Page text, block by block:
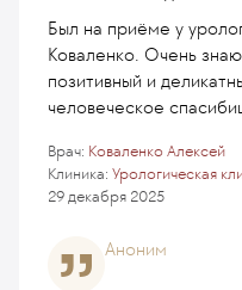
Был на приёме у
Коваленко. Очень
позитивный и
человеческое
Клиника: Урологическая
Врач: Коваленко Алексей
29 декабря 2025
Аноним